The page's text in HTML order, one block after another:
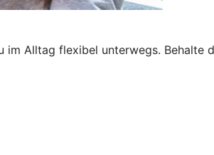
Alltag flexibel unterwegs.